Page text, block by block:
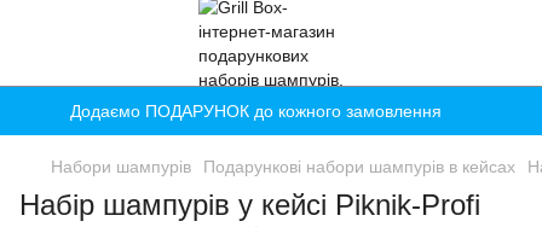
Додаємо ПОДАРУНОК до кожного замовлення
Набори шампурів Подарункові набори шампурів в кейсах
Набір шампурів у кейсі Piknik-Profi